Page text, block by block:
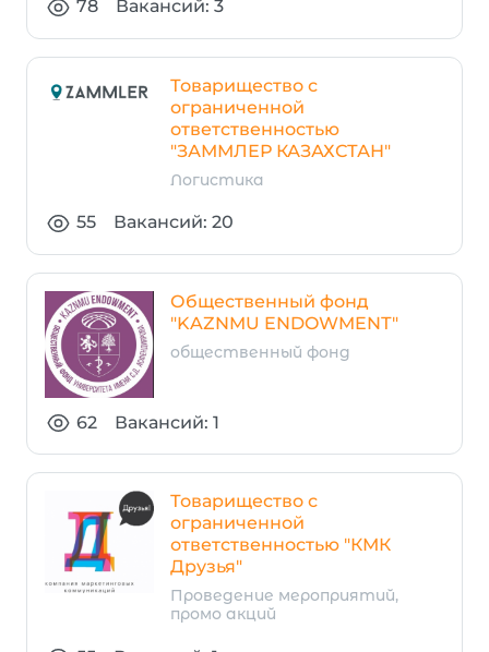
78 Вакансий: 3
Товарищество с
ограниченной
ответственностью
"ЗАММЛЕР КАЗАХСТАН"
Логистика
55 Вакансий: 20
Общественный фонд
"KAZNMU ENDOWMENТ"
общественный фонд
62 Вакансий: 1
Товарищество с
ограниченной
ответственностью "КМК
Друзья"
Проведение мероприятий,
промо акций